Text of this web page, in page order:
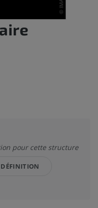
pour cette structure
DÉFINITION